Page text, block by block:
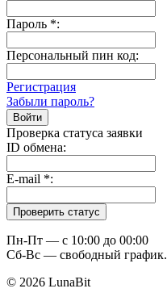
Пароль *:
Персональный пин код:
Регистрация
Забыли пароль?
Проверка статуса заявки
ID обмена:
E-mail *:
Пн-Пт — c 10:00 до 00:00
Сб-Вс — свободный график.
© 2026 LunaBit